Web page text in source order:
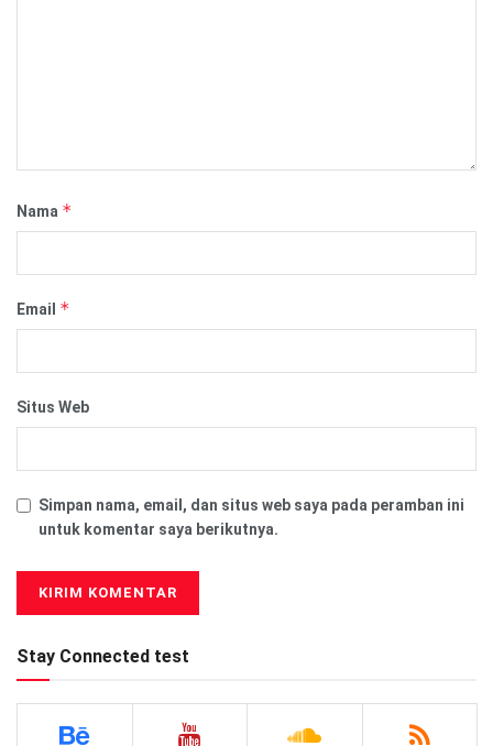
Nama *
Email *
Situs Web
Simpan nama, email, dan situs web saya pada peramban ini
untuk komentar saya berikutnya.
Stay Connected test